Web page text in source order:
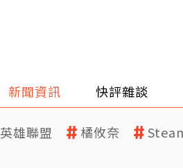
新聞資訊 快評雜談
英雄聯盟 橘攸奈